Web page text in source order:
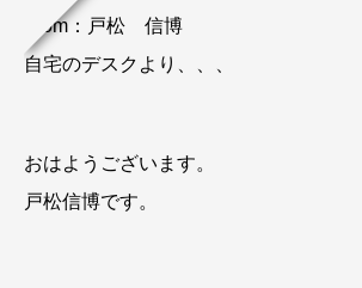
From：戸松 信博
自宅のデスクより、、、
おはようございます。
戸松信博です。